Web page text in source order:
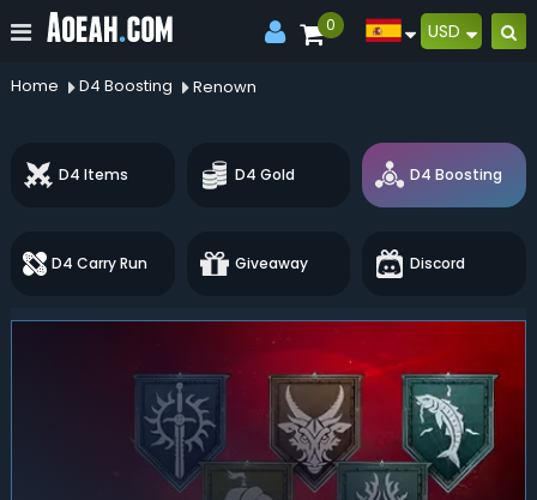
0 USD
Home D4 Boosting Renown
D4 Items D4 Gold D4 Boosting
D4 Carry Run Giveaway Discord